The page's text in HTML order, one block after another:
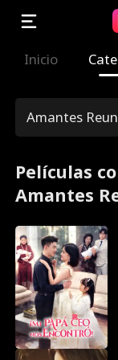
Inicio
Amantes
Películas
Amantes